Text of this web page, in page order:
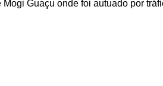
Guaçu onde foi autuado por